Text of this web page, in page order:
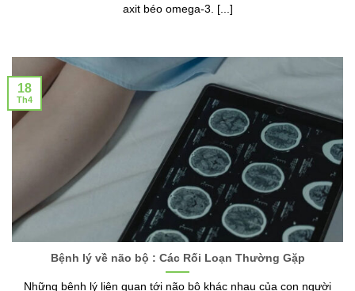
axit béo omega-3. [...]
Bệnh lý về não bộ : Các Rối Loạn Thường Gặp
Những bệnh lý liên quan tới não bộ khác nhau của con người
18
Th4